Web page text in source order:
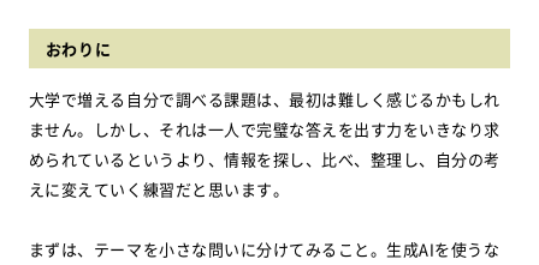
おわりに
大学で増える自分で調べる課題は、最初は難しく感じるかもしれ
ません。しかし、それは一人で完璧な答えを出す力をいきなり求
められているというより、情報を探し、比べ、整理し、自分の考
えに変えていく練習だと思います。
まずは、テーマを小さな問いに分けてみること。生成AIを使うな